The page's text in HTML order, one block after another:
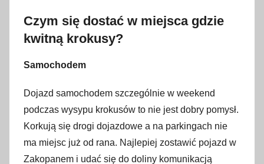
Czym się dostać w miejsca gdzie
kwitną krokusy?
Samochodem
Dojazd samochodem szczególnie w weekend
podczas wysypu krokusów to nie jest dobry pomysł.
Korkują się drogi dojazdowe a na parkingach nie
ma miejsc już od rana. Najlepiej zostawić pojazd w
Zakopanem i udać się do doliny komunikacją